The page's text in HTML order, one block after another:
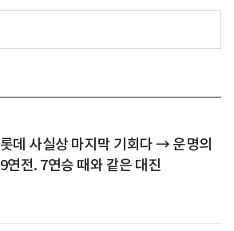
롯데 사실상 마지막 기회다 → 운명의
9연전. 7연승 때와 같은 대진